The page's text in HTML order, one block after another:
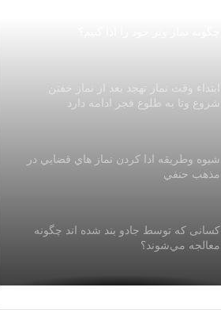
ابتداء وقت نماز تهجد بعد از نماز خفتن
شروع وتا به طلوع فجر ادامه دارد
شيوه وطريقه ادا كردن نماز هاي قضايي در
مذهب حنفي
كسانی كه توسط جادو بند شده اند چگونه
معالجه مي‌شوند؟